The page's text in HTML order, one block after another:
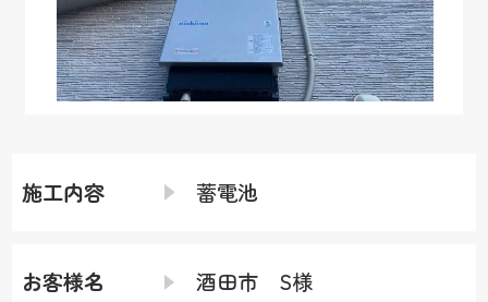
施工内容 蓄電池
お客様名 酒田市 S様